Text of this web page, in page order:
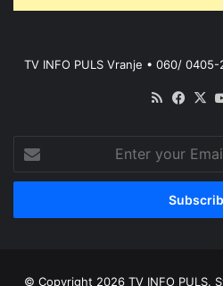
TV INFO PULS Vranje • 060/
RSS
your
Email
© Copyright 2026 TV INFO PULS.